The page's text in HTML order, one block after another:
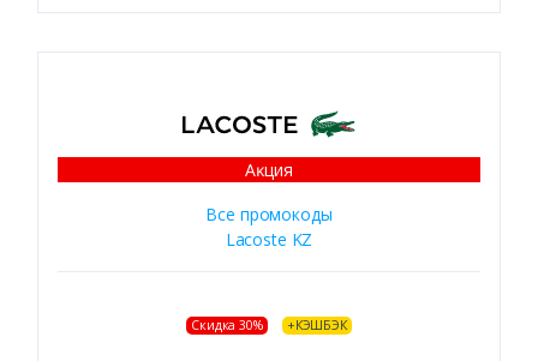
Аĸция
Все промокоды
Lacoste KZ
Скидка 30% +КЭШБЭК